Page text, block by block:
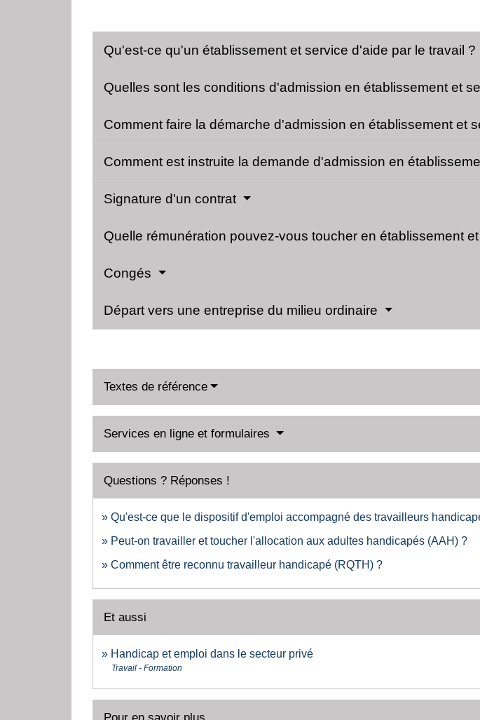
Qu'est-ce qu'un établissement et service d'aide par le travail ?
Quelles sont les conditions d'admission en établissement et
Comment faire la démarche d'admission en établissement et
Comment est instruite la demande d'admission en
Signature d'un contrat
Quelle rémunération pouvez-vous toucher en établissement
Congés
Départ vers une entreprise du milieu ordinaire
Textes de référence
Services en ligne et formulaires
Questions ? Réponses !
Qu'est-ce que le dispositif d'emploi accompagné des travailleurs
Peut-on travailler et toucher l'allocation aux adultes handicapés (AAH) ?
Comment être reconnu travailleur handicapé (RQTH) ?
Et aussi
Handicap et emploi dans le secteur privé
Travail - Formation